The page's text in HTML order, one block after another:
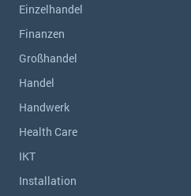
Einzelhandel
Finanzen
Großhandel
Handel
Handwerk
Health Care
IKT
Installation